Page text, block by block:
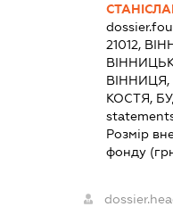
21012,
КОСТЯ,
Розмір
фонду